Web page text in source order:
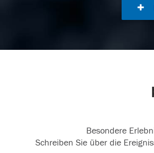
Besondere
Schreiben Sie über die